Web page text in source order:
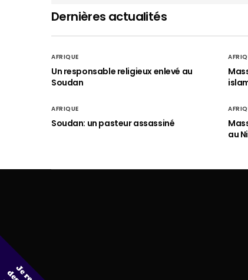
Dernières actualités
AFRIQUE
Un responsable religieux enlevé au
Soudan
AFRIQUE
Soudan: un pasteur assassiné
au